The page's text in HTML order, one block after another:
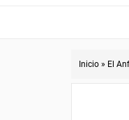
Inicio » El